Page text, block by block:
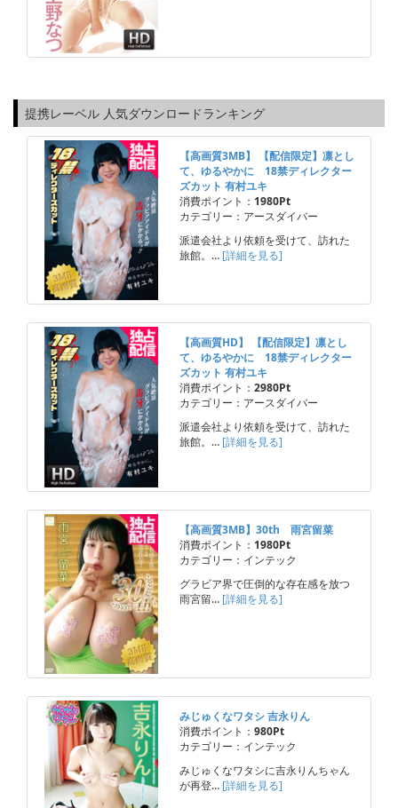
提携レーベル 人気ダウンロードランキング
【高画質3MB】 【配信限定】凛とし
て、ゆるやかに 18禁ディレクター
ズカット 有村ユキ
消費ポイント： 1980Pt
カテゴリー：アースダイバー
派遣会社より依頼を受けて、訪れた
旅館。… [詳細を見る]
【高画質HD】 【配信限定】凛とし
て、ゆるやかに 18禁ディレクター
ズカット 有村ユキ
消費ポイント： 2980Pt
カテゴリー：アースダイバー
派遣会社より依頼を受けて、訪れた
旅館。… [詳細を見る]
【高画質3MB】30th 雨宮留菜
消費ポイント： 1980Pt
カテゴリー：インテック
グラビア界で圧倒的な存在感を放つ
雨宮留… [詳細を見る]
みじゅくなワタシ 吉永りん
消費ポイント： 980Pt
カテゴリー：インテック
みじゅくなワタシに吉永りんちゃん
が再登… [詳細を見る]